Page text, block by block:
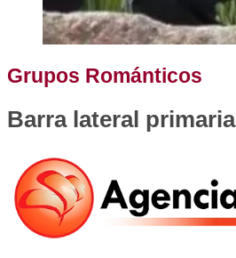
Grupos Románticos
Barra lateral primaria